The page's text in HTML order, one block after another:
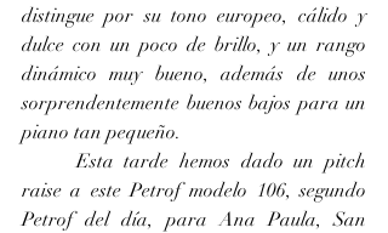
distingue por su tono europeo, cálido y
dulce con un poco de brillo, y un rango
dinámico muy bueno, además de unos
sorprendentemente buenos bajos para un
piano tan pequeño.
	Esta tarde hemos dado un pitch
raise a este Petrof modelo 106, segundo
Petrof del día, para Ana Paula, San